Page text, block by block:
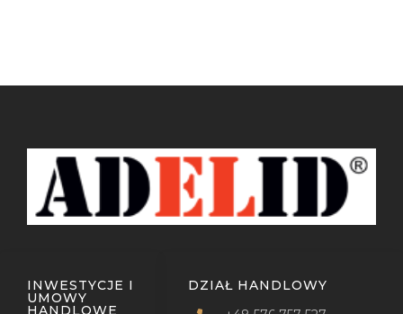
DZIAŁ HANDLOWY
INWESTYCJE I
UMOWY